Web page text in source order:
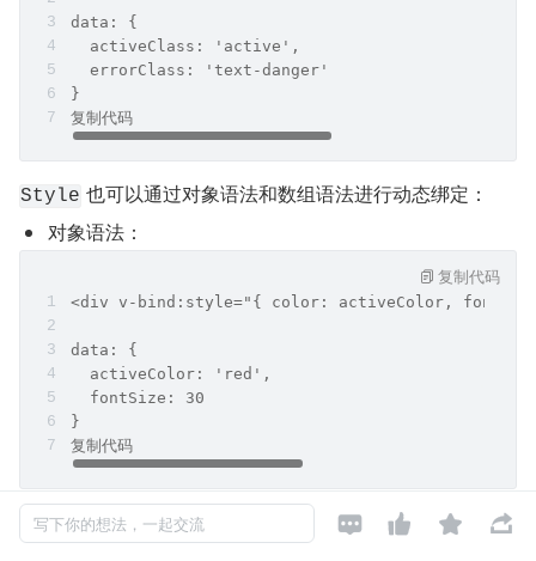
data: {
  activeClass: 'active',
  errorClass: 'text-danger'
}
复制代码
Style 也可以通过对象语法和数组语法进行动态绑定：
对象语法：
<div v-bind:style="{ color: activeColor,
data: {
  activeColor: 'red',
  fontSize: 30
}
复制代码
复制代码
写下你的想法，一起交流    